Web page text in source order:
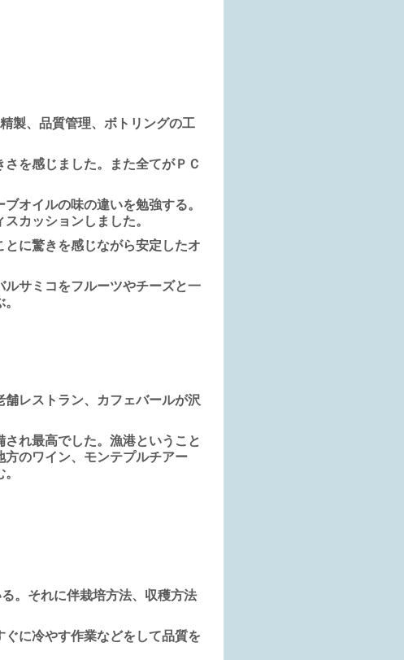
製、品質管理、ボトリングの工
を感じました。また全てがＰＣ
オイルの味の違いを勉強する。
カッションしました。
に驚きを感じながら安定したオ
サミコをフルーツやチーズと一
レストラン、カフェバールが沢
れ最高でした。漁港ということ
のワイン、モンテプルチアー
。それに伴栽培方法、収穫方法
に冷やす作業などをして品質を